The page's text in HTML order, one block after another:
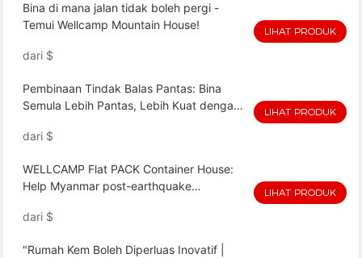
Bina di mana jalan tidak boleh pergi -
Temui Wellcamp Mountain House!
dari $
LIHAT PRODUK
Pembinaan Tindak Balas Pantas: Bina
Semula Lebih Pantas, Lebih Kuat dengan
dari $
LIHAT PRODUK
WELLCAMP Flat PACK Container House:
Help Myanmar post-earthquake
dari $
LIHAT PRODUK
"Rumah Kem Boleh Diperluas Inovatif |